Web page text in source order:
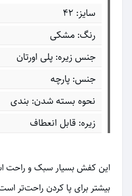
سایز: 42
رنگ: مشکی
جنس زیره: پلی اورتان
جنس: پارچه
نحوه بسته شدن: بندی
زیره: قابل انعطاف
این کفش بسیار سبک و راحت
بیشتر برای پا کردن راحت‌تر